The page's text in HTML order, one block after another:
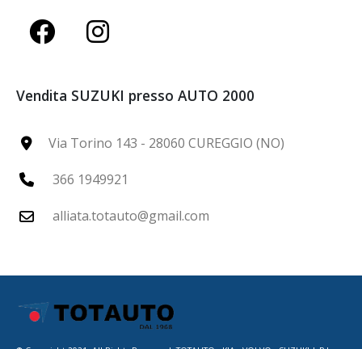
Vendita SUZUKI presso AUTO 2000
Via Torino 143 - 28060 CUREGGIO (NO)
366 1949921
alliata.totauto@gmail.com